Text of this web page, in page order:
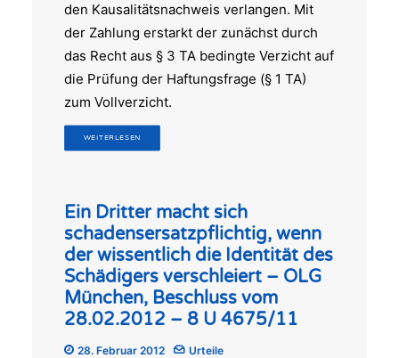
den Kausalitätsnachweis verlangen. Mit
der Zahlung erstarkt der zunächst durch
das Recht aus § 3 TA bedingte Verzicht auf
die Prüfung der Haftungsfrage (§ 1 TA)
zum Vollverzicht.
WEITERLESEN
Ein Dritter macht sich
schadensersatzpflichtig, wenn
der wissentlich die Identität des
Schädigers verschleiert – OLG
München, Beschluss vom
28.02.2012 – 8 U 4675/11
28. Februar 2012 Urteile